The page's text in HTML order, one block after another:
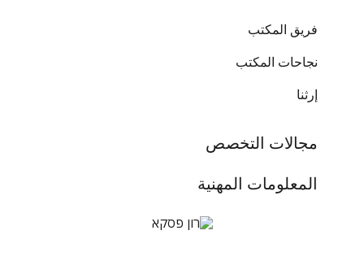
فريق المكتب
نجاحات المكتب
إرثنا
مجالات التخصص
المعلومات المهنية